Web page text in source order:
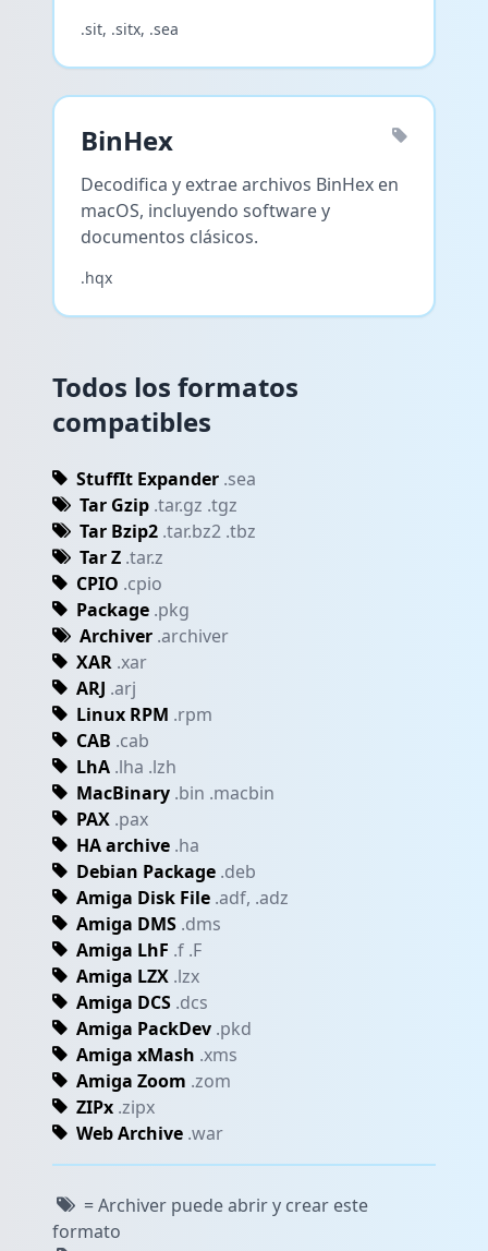
.sit, .sitx, .sea
BinHex
Decodifica y extrae archivos BinHex en
macOS, incluyendo software y
documentos clásicos.
.hqx
Todos los formatos
compatibles
StuffIt Expander .sea
Tar Gzip .tar.gz .tgz
Tar Bzip2 .tar.bz2 .tbz
Tar Z .tar.z
CPIO .cpio
Package .pkg
Archiver .archiver
XAR .xar
ARJ .arj
Linux RPM .rpm
CAB .cab
LhA .lha .lzh
MacBinary .bin .macbin
PAX .pax
HA archive .ha
Debian Package .deb
Amiga Disk File .adf, .adz
Amiga DMS .dms
Amiga LhF .f .F
Amiga LZX .lzx
Amiga DCS .dcs
Amiga PackDev .pkd
Amiga xMash .xms
Amiga Zoom .zom
ZIPx .zipx
Web Archive .war
= Archiver puede abrir y crear este
formato